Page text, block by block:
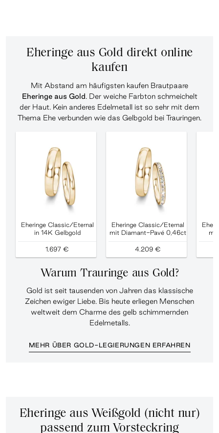
Eheringe aus Gold direkt online
kaufen
Mit Abstand am häufigsten kaufen Brautpaare
Eheringe aus Gold. Der weiche Farbton schmeichelt
der Haut. Kein anderes Edelmetall ist so sehr mit dem
Thema Ehe verbunden wie das Gelbgold bei Trauringen.
Eheringe Classic/Eternal
in 14K Gelbgold
1.697 €
Eheringe Classic/Eternal
mit Diamant-Pavé 0,46ct
4.209 €
Warum Trauringe aus Gold?
Gold ist seit tausenden von Jahren das klassische
Zeichen ewiger Liebe. Bis heute erliegen Menschen
weltweit dem Charme des gelb schimmernden
Edelmetalls.
MEHR ÜBER GOLD-LEGIERUNGEN ERFAHREN
Eheringe aus Weißgold (nicht nur)
passend zum Vorsteckring